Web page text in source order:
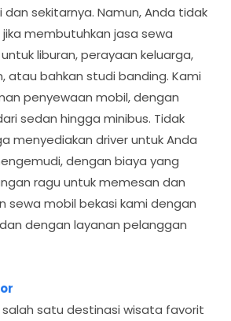
sekitarnya. Namun, Anda tidak
membutuhkan jasa sewa
liburan, perayaan keluarga,
atau bahkan studi banding. Kami
penyewaan mobil, dengan
sedan hingga minibus. Tidak
menyediakan driver untuk Anda
dengan biaya yang
ragu untuk memesan dan
sewa mobil bekasi kami dengan
dengan layanan pelanggan
satu destinasi wisata favorit